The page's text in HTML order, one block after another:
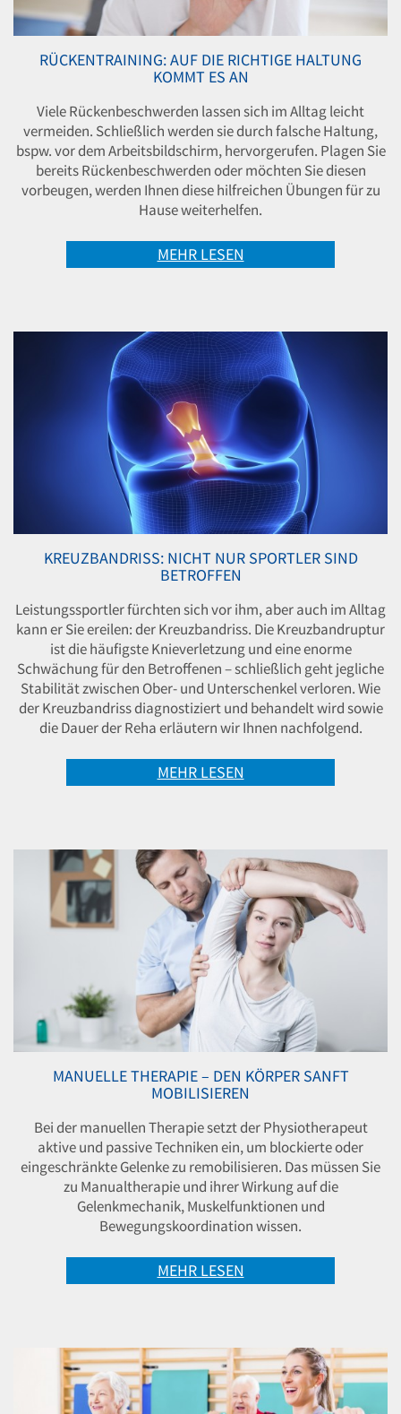
RÜCKENTRAINING: AUF DIE RICHTIGE HALTUNG
KOMMT ES AN
Viele Rückenbeschwerden lassen sich im Alltag leicht
vermeiden. Schließlich werden sie durch falsche Haltung,
bspw. vor dem Arbeitsbildschirm, hervorgerufen. Plagen Sie
bereits Rückenbeschwerden oder möchten Sie diesen
vorbeugen, werden Ihnen diese hilfreichen Übungen für zu
Hause weiterhelfen.
MEHR LESEN
KREUZBANDRISS: NICHT NUR SPORTLER SIND
BETROFFEN
Leistungssportler fürchten sich vor ihm, aber auch im Alltag
kann er Sie ereilen: der Kreuzbandriss. Die Kreuzbandruptur
ist die häufigste Knieverletzung und eine enorme
Schwächung für den Betroffenen – schließlich geht jegliche
Stabilität zwischen Ober- und Unterschenkel verloren. Wie
der Kreuzbandriss diagnostiziert und behandelt wird sowie
die Dauer der Reha erläutern wir Ihnen nachfolgend.
MEHR LESEN
MANUELLE THERAPIE – DEN KÖRPER SANFT
MOBILISIEREN
Bei der manuellen Therapie setzt der Physiotherapeut
aktive und passive Techniken ein, um blockierte oder
eingeschränkte Gelenke zu remobilisieren. Das müssen Sie
zu Manualtherapie und ihrer Wirkung auf die
Gelenkmechanik, Muskelfunktionen und
Bewegungskoordination wissen.
MEHR LESEN